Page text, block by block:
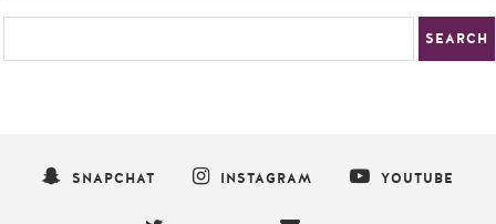
SNAPCHAT INSTAGRAM YOUTUBE